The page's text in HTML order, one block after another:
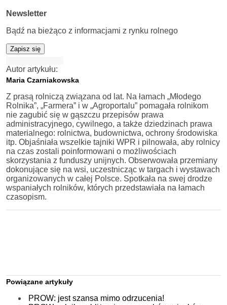
Newsletter
Bądź na bieżąco z informacjami z rynku rolnego
Zapisz się
Autor artykułu:
Maria Czarniakowska
Z prasą rolniczą związana od lat. Na łamach „Młodego
Rolnika”, „Farmera” i w „Agroportalu” pomagała rolnikom
nie zagubić się w gąszczu przepisów prawa
administracyjnego, cywilnego, a także dziedzinach prawa
materialnego: rolnictwa, budownictwa, ochrony środowiska
itp. Objaśniała wszelkie tajniki WPR i pilnowała, aby rolnicy
na czas zostali poinformowani o możliwościach
skorzystania z funduszy unijnych. Obserwowała przemiany
dokonujące się na wsi, uczestnicząc w targach i wystawach
organizowanych w całej Polsce. Spotkała na swej drodze
wspaniałych rolników, których przedstawiała na łamach
czasopism.
Powiązane artykuły
PROW: jest szansa mimo odrzucenia!